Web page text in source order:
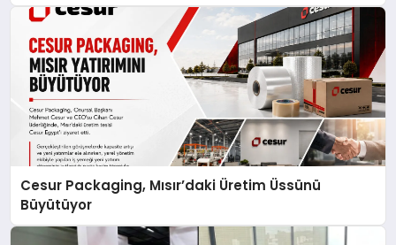
Cesur Packaging, Mısır’daki Üretim Üssünü
Büyütüyor